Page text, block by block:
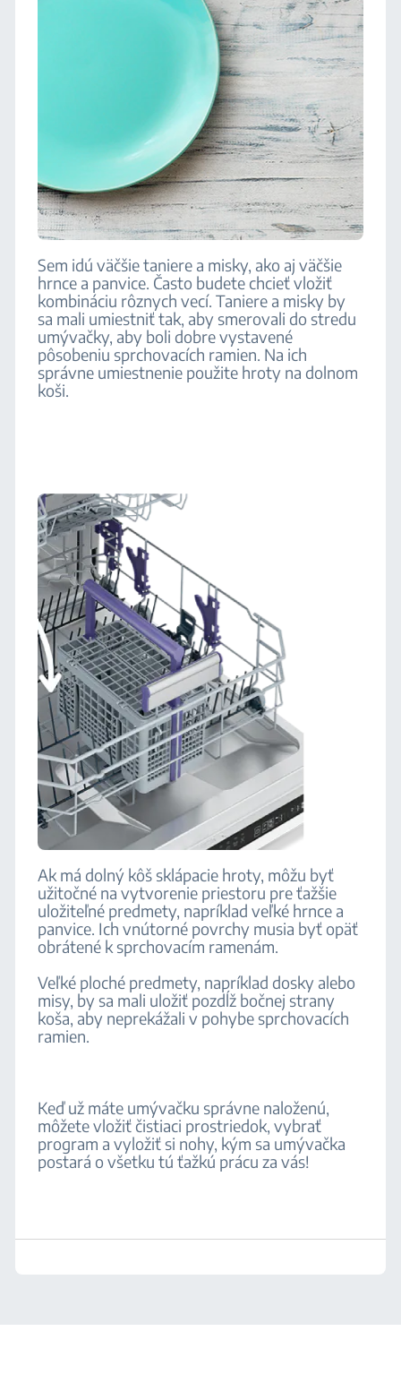
Sem idú väčšie taniere a misky, ako aj väčšie
hrnce a panvice. Často budete chcieť vložiť
kombináciu rôznych vecí. Taniere a misky by
sa mali umiestniť tak, aby smerovali do stredu
umývačky, aby boli dobre vystavené
pôsobeniu sprchovacích ramien. Na ich
správne umiestnenie použite hroty na dolnom
koši.
Ak má dolný kôš sklápacie hroty, môžu byť
užitočné na vytvorenie priestoru pre ťažšie
uložiteľné predmety, napríklad veľké hrnce a
panvice. Ich vnútorné povrchy musia byť opäť
obrátené k sprchovacím ramenám.
Veľké ploché predmety, napríklad dosky alebo
misy, by sa mali uložiť pozdĺž bočnej strany
koša, aby neprekážali v pohybe sprchovacích
ramien.
Keď už máte umývačku správne naloženú,
môžete vložiť čistiaci prostriedok, vybrať
program a vyložiť si nohy, kým sa umývačka
postará o všetku tú ťažkú prácu za vás!